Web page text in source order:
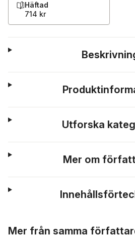
Häftad
714 kr
Utforska
Mer om
Mer från samma